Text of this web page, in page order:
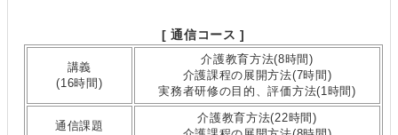
[ 通信コース ]
講義
(16時間)
介護教育方法(8時間)
介護課程の展開方法(7時間)
実務者研修の目的、評価方法(1時間)
通信課題
介護教育方法(22時間)